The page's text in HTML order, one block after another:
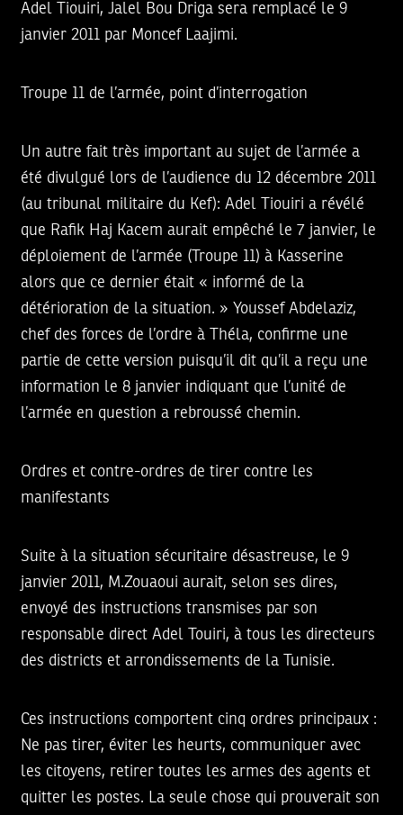
Adel Tiouiri, Jalel Bou Driga sera remplacé le 9
janvier 2011 par Moncef Laajimi.
Troupe 11 de l’armée, point d’interrogation
Un autre fait très important au sujet de l’armée a
été divulgué lors de l’audience du 12 décembre 2011
(au tribunal militaire du Kef): Adel Tiouiri a révélé
que Rafik Haj Kacem aurait empêché le 7 janvier, le
déploiement de l’armée (Troupe 11) à Kasserine
alors que ce dernier était « informé de la
détérioration de la situation. » Youssef Abdelaziz,
chef des forces de l’ordre à Théla, confirme une
partie de cette version puisqu’il dit qu’il a reçu une
information le 8 janvier indiquant que l’unité de
l’armée en question a rebroussé chemin.
Ordres et contre-ordres de tirer contre les
manifestants
Suite à la situation sécuritaire désastreuse, le 9
janvier 2011, M.Zouaoui aurait, selon ses dires,
envoyé des instructions transmises par son
responsable direct Adel Touiri, à tous les directeurs
des districts et arrondissements de la Tunisie.
Ces instructions comportent cinq ordres principaux :
Ne pas tirer, éviter les heurts, communiquer avec
les citoyens, retirer toutes les armes des agents et
quitter les postes. La seule chose qui prouverait son